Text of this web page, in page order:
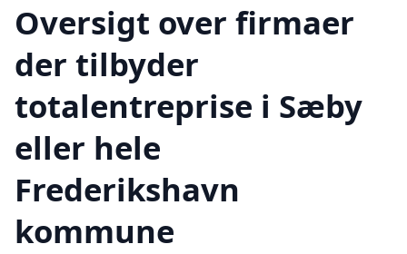
Oversigt over firmaer
der tilbyder
totalentreprise i Sæby
eller hele
Frederikshavn
kommune